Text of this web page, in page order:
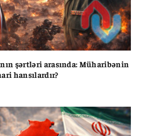
şərtləri arasında: Müharibənin
hansılardır?